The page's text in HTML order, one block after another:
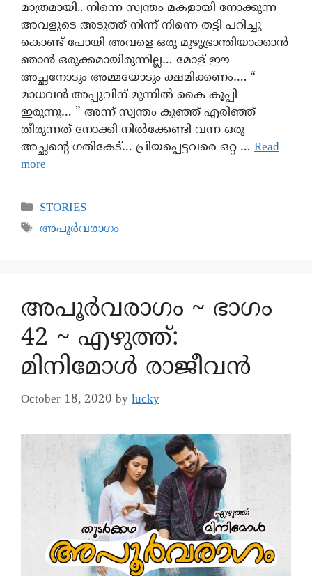
മാത്രമായി.. നിന്നെ സ്വന്തം മകളായി നോക്കുന്ന
അവളുടെ അടുത്ത് നിന്ന് നിന്നെ തട്ടി പറിച്ചു
കൊണ്ട് പോയി അവളെ ഒരു മുഴുഭ്രാന്തിയാക്കാൻ
ഞാന്‍ ഒരുക്കമായിരുന്നില്ല… മോള് ഈ
അച്ഛനോടും അമ്മയോടും ക്ഷമിക്കണം…. “
മാധവന്‍ അപ്പുവിന് മുന്നില്‍ കൈ കൂപ്പി
ഇരുന്നു… ” അന്ന് സ്വന്തം കുഞ്ഞ് എരിഞ്ഞ്
തീരുന്നത് നോക്കി നില്‍ക്കേണ്ടി വന്ന ഒരു
അച്ഛന്റെ ഗതികേട്… പ്രിയപ്പെട്ടവരെ ഒറ്റ … Read
more
STORIES
അപൂർവരാഗം
അപൂര്‍വരാഗം ~ ഭാഗം
42 ~ എഴുത്ത്:
മിനിമോൾ രാജീവൻ
October 18, 2020 by lucky